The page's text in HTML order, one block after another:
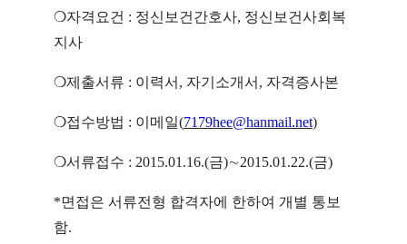
❍자격요건 : 정신보건간호사, 정신보건사회복
지사
❍제출서류 : 이력서, 자기소개서, 자격증사본
❍접수방법 : 이메일(7179hee@hanmail.net)
❍서류접수 : 2015.01.16.(금)∼2015.01.22.(금)
*면접은 서류전형 합격자에 한하여 개별 통보
함.